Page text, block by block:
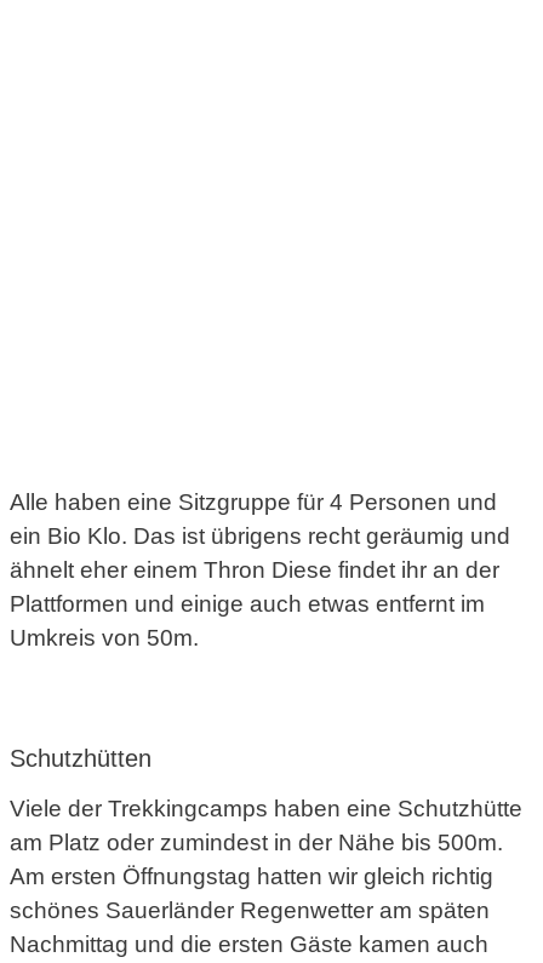
Alle haben eine Sitzgruppe für 4 Personen und
ein Bio Klo. Das ist übrigens recht geräumig und
ähnelt eher einem Thron Diese findet ihr an der
Plattformen und einige auch etwas entfernt im
Umkreis von 50m.
Schutzhütten
Viele der Trekkingcamps haben eine Schutzhütte
am Platz oder zumindest in der Nähe bis 500m.
Am ersten Öffnungstag hatten wir gleich richtig
schönes Sauerländer Regenwetter am späten
Nachmittag und die ersten Gäste kamen auch